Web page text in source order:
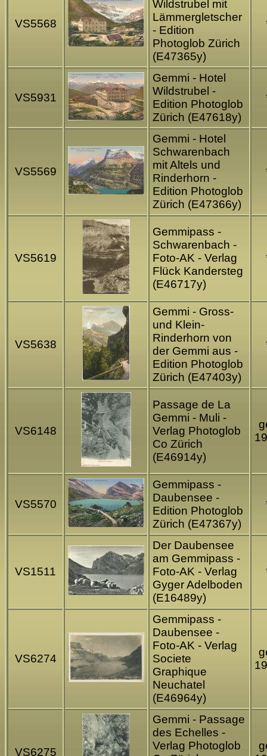
VS5568
Wildstrubel mit
Lämmergletscher
- Edition
Photoglob Zürich
(E47365y)
VS5931
Gemmi - Hotel
Wildstrubel -
Edition Photoglob
Zürich (E47618y)
VS5569
Gemmi - Hotel
Schwarenbach
mit Altels und
Rinderhorn -
Edition Photoglob
Zürich (E47366y)
VS5619
Gemmipass -
Schwarenbach -
Foto-AK - Verlag
Flück Kandersteg
(E46717y)
VS5638
Gemmi - Gross-
und Klein-
Rinderhorn von
der Gemmi aus -
Edition Photoglob
Zürich (E47403y)
VS6148
Passage de La
Gemmi - Muli -
Verlag Photoglob
Co Zürich
(E46914y)
VS5570
Gemmipass -
Daubensee -
Edition Photoglob
Zürich (E47367y)
VS1511
Der Daubensee
am Gemmipass -
Foto-AK - Verlag
Gyger Adelboden
(E16489y)
VS6274
Gemmipass -
Daubensee -
Foto-AK - Verlag
Societe
Graphique
Neuchatel
(E46964y)
VS6275
Gemmi - Passage
des Echelles -
Verlag Photoglob